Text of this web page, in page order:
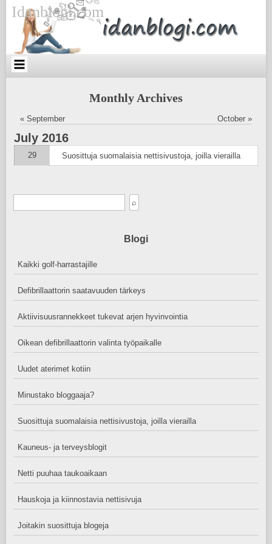
content
SEARCH-
2
RECENT-
POSTS-
Idanblogi.com
Monthly Archives
« September October »
July 2016
29 Suosittuja suomalaisia nettisivustoja, joilla vierailla
Blogi
Kaikki golf-harrastajille
Defibrillaattorin saatavuuden tärkeys
Aktiivisuusrannekkeet tukevat arjen hyvinvointia
Oikean defibrillaattorin valinta työpaikalle
Uudet aterimet kotiin
Minustako bloggaaja?
Suosittuja suomalaisia nettisivustoja, joilla vierailla
Kauneus- ja terveysblogit
Netti puuhaa taukoaikaan
Hauskoja ja kiinnostavia nettisivuja
Joitakin suosittuja blogeja